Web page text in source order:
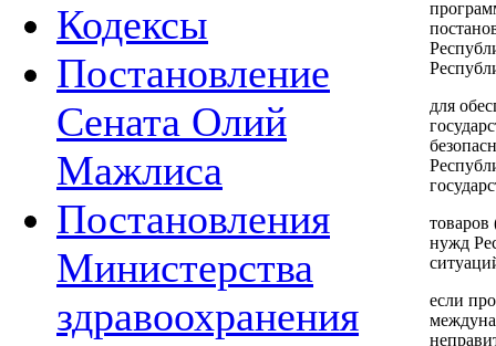
Кодексы
Постановление
Сената Олий
Мажлиса
Постановления
Министерства
здравоохранения
для
товаров
нужд
если